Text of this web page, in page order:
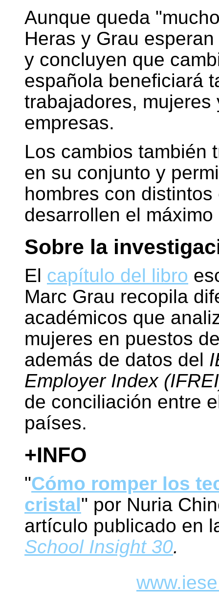
Aunque queda
Heras y Grau
y concluyen que
española beneficiará
trabajadores,
empresas.
Los cambios también
en su conjunto y
hombres con
desarrollen el
Sobre la
El capítulo del libro
Marc Grau recopila
académicos que
mujeres en puestos
además de datos del
Employer Index
de conciliación entre
países.
+INFO
"Cómo romper los
cristal" por Nuria
artículo publicado en
School Insight 30.